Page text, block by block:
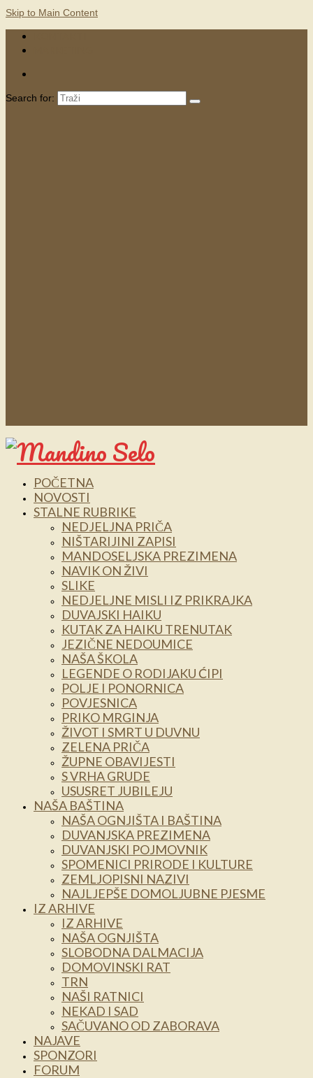
Skip to Main Content
Search for:
POČETNA
NOVOSTI
STALNE RUBRIKE
NEDJELJNA PRIČA
NIŠTARIJINI ZAPISI
MANDOSELJSKA PREZIMENA
NAVIK ON ŽIVI
SLIKE
NEDJELJNE MISLI IZ PRIKRAJKA
DUVAJSKI HAIKU
KUTAK ZA HAIKU TRENUTAK
JEZIČNE NEDOUMICE
NAŠA ŠKOLA
LEGENDE O RODIJAKU ĆIPI
POLJE I PONORNICA
POVJESNICA
PRIKO MRGINJA
ŽIVOT I SMRT U DUVNU
ZELENA PRIČA
ŽUPNE OBAVIJESTI
S VRHA GRUDE
USUSRET JUBILEJU
NAŠA BAŠTINA
NAŠA OGNJIŠTA I BAŠTINA
DUVANJSKA PREZIMENA
DUVANJSKI POJMOVNIK
SPOMENICI PRIRODE I KULTURE
ZEMLJOPISNI NAZIVI
NAJLJEPŠE DOMOLJUBNE PJESME
IZ ARHIVE
IZ ARHIVE
NAŠA OGNJIŠTA
SLOBODNA DALMACIJA
DOMOVINSKI RAT
TRN
NAŠI RATNICI
NEKAD I SAD
SAČUVANO OD ZABORAVA
NAJAVE
SPONZORI
FORUM